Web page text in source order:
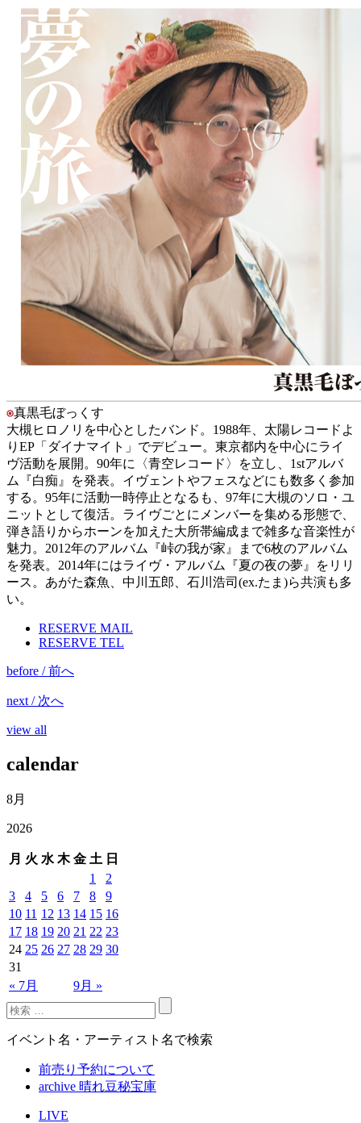
真黒毛ぼっくす
大槻ヒロノリを中心としたバンド。1988年、太陽レコードよ
りEP「ダイナマイト」でデビュー。東京都内を中心にライ
ヴ活動を展開。90年に〈青空レコード〉を立し、1stアルバ
ム『白痴』を発表。イヴェントやフェスなどにも数多く参加
する。95年に活動一時停止となるも、97年に大槻のソロ・ユ
ニットとして復活。ライヴごとにメンバーを集める形態で、
弾き語りからホーンを加えた大所帯編成まで雑多な音楽性が
魅力。2012年のアルバム『峠の我が家』まで6枚のアルバム
を発表。2014年にはライヴ・アルバム『夏の夜の夢』をリリ
ース。あがた森魚、中川五郎、石川浩司(ex.たま)ら共演も多
い。
RESERVE MAIL
RESERVE TEL
before / 前へ
next / 次へ
view all
calendar
8月
2026
月 火 水 木 金 土 日
« 7月 9月 »
1
2
3
4 5 6 7 8
9
10 11 12 13 14 15 16
17 18 19 20 21 22 23
24 25 26 27 28 29 30
31
イベント名・アーティスト名で検索
前売り予約について
archive 晴れ豆秘宝庫
LIVE